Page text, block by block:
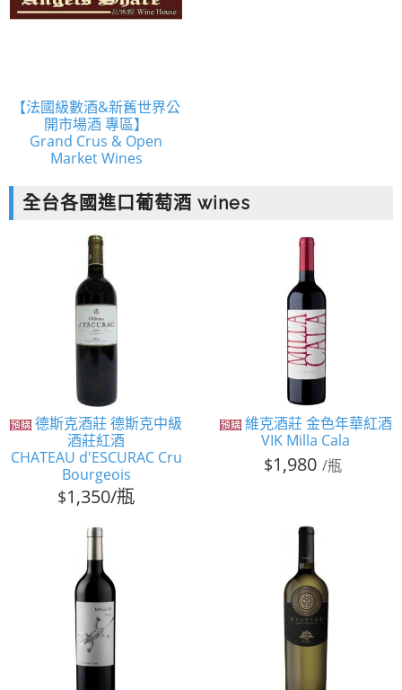
【法國級數酒&新舊世界公
開市場酒 專區】
Grand Crus & Open
Market Wines
全台各國進口葡萄酒 wines
德斯克酒莊 德斯克中級
酒莊紅酒
CHATEAU d'ESCURAC Cru
Bourgeois
$1,350/瓶
維克酒莊 金色年華紅酒
VIK Milla Cala
$1,980 /瓶